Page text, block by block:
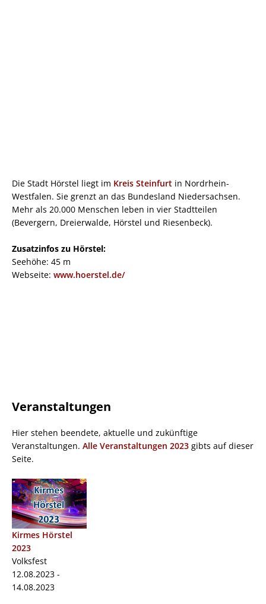
Die Stadt Hörstel liegt im Kreis Steinfurt in Nordrhein-
Westfalen. Sie grenzt an das Bundesland Niedersachsen.
Mehr als 20.000 Menschen leben in vier Stadtteilen
(Bevergern, Dreierwalde, Hörstel und Riesenbeck).
Zusatzinfos zu Hörstel:
Seehöhe: 45 m
Webseite: www.hoerstel.de/
Veranstaltungen
Hier stehen beendete, aktuelle und zukünftige
Veranstaltungen. Alle Veranstaltungen 2023 gibts auf dieser
Seite.
Kirmes Hörstel
2023
Volksfest
12.08.2023 -
14.08.2023